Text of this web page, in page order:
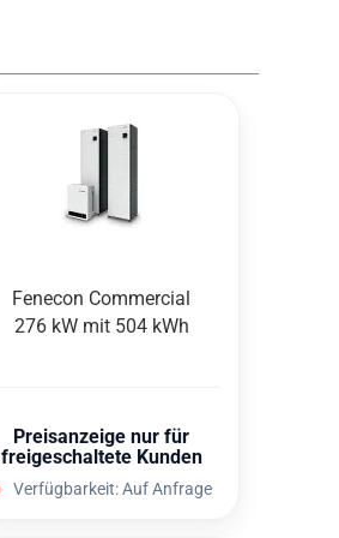
Fen­e­con Com­mer­cial
276 kW mit 504 kWh
Preisanzeige nur für
freigeschaltete Kunden
Verfügbarkeit:Auf Anfrage